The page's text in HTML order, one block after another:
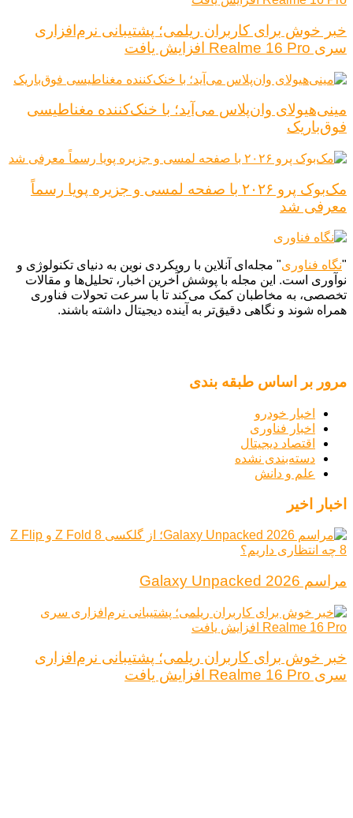
خبر خوش برای کاربران ریلمی؛ پشتیبانی نرم‌افزاری
سری Realme 16 Pro افزایش یافت
مینی‌هیولای وان‌پلاس می‌آید؛ با خنک‌کننده مغناطیسی
فوق‌باریک
مک‌بوک پرو ۲۰۲۶ با صفحه لمسی و جزیره پویا رسماً
معرفی شد
"نگاه فناوری" مجله‌ای آنلاین با رویکردی نوین به دنیای تکنولوژی و
نوآوری است. این مجله با پوشش آخرین اخبار، تحلیل‌ها و مقالات
تخصصی، به مخاطبان کمک می‌کند تا با سرعت تحولات فناوری
همراه شوند و نگاهی دقیق‌تر به آینده دیجیتال داشته باشند.
مرور بر اساس طبقه بندی
اخبار خودرو
اخبار فناوری
اقتصاد دیجیتال
دسته‌بندی نشده
علم و دانش
اخبار اخیر
مراسم Galaxy Unpacked 2026
خبر خوش برای کاربران ریلمی؛ پشتیبانی نرم‌افزاری
سری Realme 16 Pro افزایش یافت